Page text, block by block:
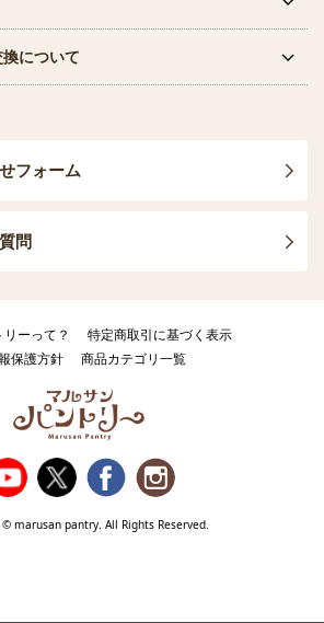
について
フォーム
問
ーって？
特定商取引に基づく表示
保護方針
商品カテゴリ一覧
marusan pantry. All Rights Reserved.